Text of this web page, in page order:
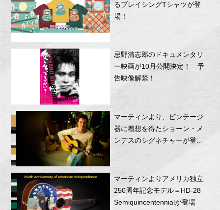
るブレイシングTシャツが登
場！
忌野清志郎のドキュメンタリ
ー映画が10月公開決定！ 予
告映像解禁！
マーティンより、ビンテージ
器に着想を得たショーン・メ
ンデスのシグネチャーが登
マーティンよりアメリカ独立
250周年記念モデル＝HD-28
Semiquincentennialが登場